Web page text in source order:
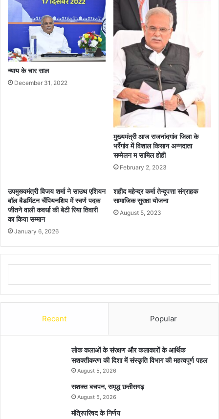
न्याय के चार साल
December 31, 2022
मुख्यमंत्री आज राजनांदगांव जिला के
भर्रेगांव में विशाल किसान अन्नदाता
सम्मेलन म सामिल होही
February 2, 2023
उपमुख्यमंत्री विजय शर्मा ने साउथ एशियन
बॉल बैडमिंटन चैंपियनशिप में स्वर्ण पदक
जीतने वाली कवर्धा की बेटी रिया तिवारी
का किया सम्मान
January 6, 2026
शहीद महेन्द्र कर्मा तेन्दूपत्ता संग्राहक
सामाजिक सुरक्षा योजना
August 5, 2023
Recent Popular
लोक कलाओं के संरक्षण और कलाकारों के आर्थिक
सशक्तीकरण की दिशा में संस्कृति विभाग की महत्वपूर्ण पहल
August 5, 2026
सशक्त बचपन, समृद्ध छत्तीसगढ़
August 5, 2026
मंत्रिपरिषद के निर्णय